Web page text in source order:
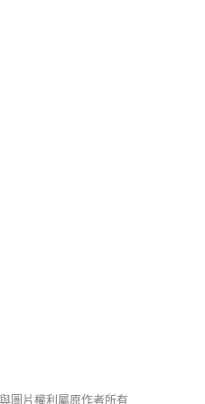
圖片權利屬原作者所有